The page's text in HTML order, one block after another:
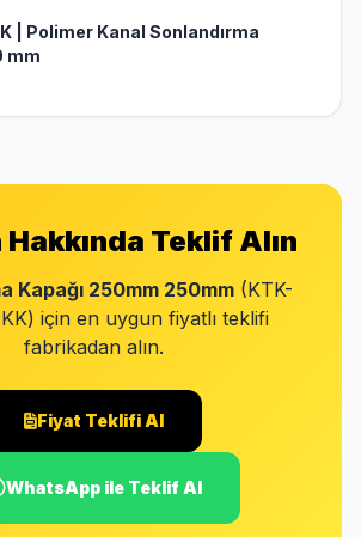
| Polimer Kanal Sonlandırma
mm
Hakkında Teklif Alın
Kapağı 250mm 250mm (KTK-
için en uygun fiyatlı teklifi
fabrikadan alın.
Fiyat Teklifi Al
WhatsApp ile Teklif Al